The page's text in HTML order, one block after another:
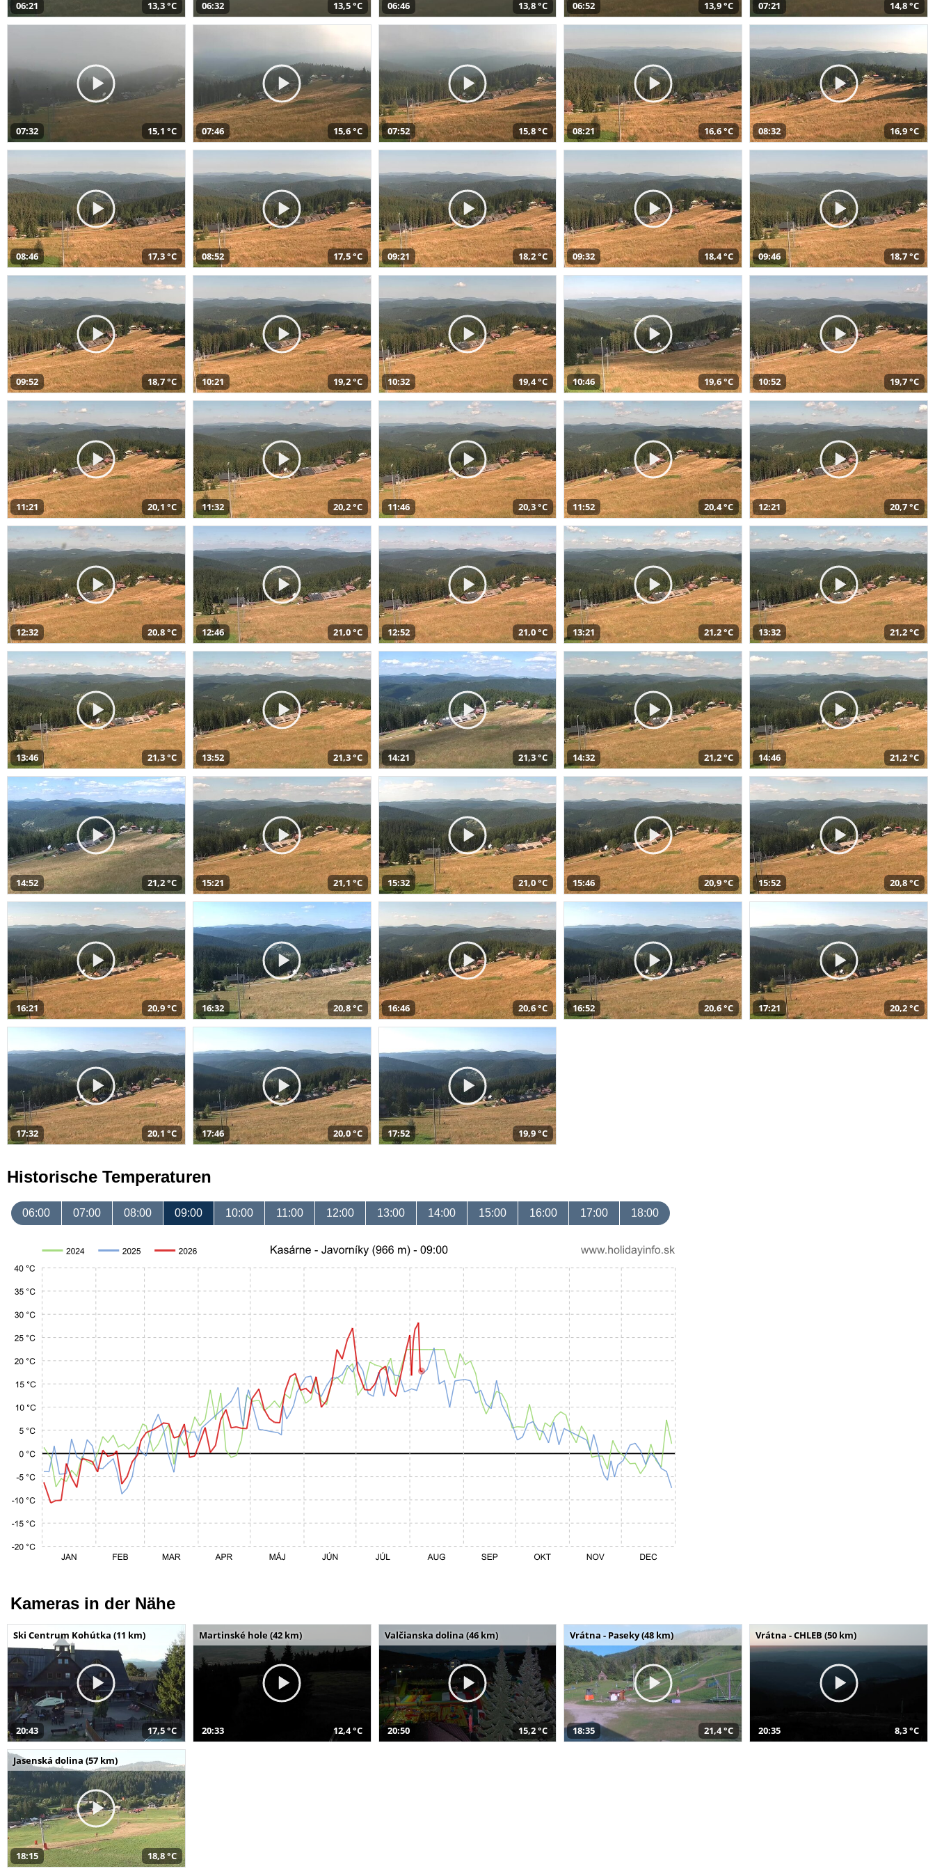
06:21 13,3 °C 06:32 13,5 °C 06:46 13,8 °C 06:52 13,9 °C 07:21 14,8 °C
07:32 15,1 °C 07:46 15,6 °C 07:52 15,8 °C 08:21 16,6 °C 08:32 16,9 °C
08:46 17,3 °C 08:52 17,5 °C 09:21 18,2 °C 09:32 18,4 °C 09:46 18,7 °C
09:52 18,7 °C 10:21 19,2 °C 10:32 19,4 °C 10:46 19,6 °C 10:52 19,7 °C
11:21 20,1 °C 11:32 20,2 °C 11:46 20,3 °C 11:52 20,4 °C 12:21 20,7 °C
12:32 20,8 °C 12:46 21,0 °C 12:52 21,0 °C 13:21 21,2 °C 13:32 21,2 °C
13:46 21,3 °C 13:52 21,3 °C 14:21 21,3 °C 14:32 21,2 °C 14:46 21,2 °C
14:52 21,2 °C 15:21 21,1 °C 15:32 21,0 °C 15:46 20,9 °C 15:52 20,8 °C
16:21 20,9 °C 16:32 20,8 °C 16:46 20,6 °C 16:52 20,6 °C 17:21 20,2 °C
17:32 20,1 °C 17:46 20,0 °C 17:52 19,9 °C
Historische Temperaturen
06:00 07:00 08:00 09:00 10:00 11:00 12:00 13:00 14:00 15:00 16:00 17:00 18:00
Kameras in der Nähe
Ski Centrum Kohútka (11 km)
20:43 17,5 °C
Martinské hole (42 km)
20:33 12,4 °C
Valčianska dolina (46 km)
20:50 15,2 °C
Vrátna - Paseky (48 km)
18:35 21,4 °C
Vrátna - CHLEB (50 km)
20:35 8,3 °C
Jasenská dolina (57 km)
18:15 18,8 °C